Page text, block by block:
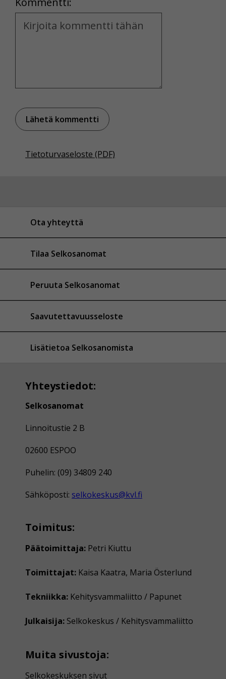
Kommentti
Tietoturvaseloste (PDF)
Ota yhteyttä
Tilaa Selkosanomat
Peruuta Selkosanomat
Saavutettavuusseloste
Lisätietoa Selkosanomista
Yhteystiedot:
Selkosanomat
Linnoitustie 2 B
02600 ESPOO
Puhelin: (09) 34809 240
Sähköposti: selkokeskus@kvl.fi
Toimitus:
Päätoimittaja: Petri Kiuttu
Toimittajat: Kaisa Kaatra, Maria Österlund
Tekniikka: Kehitysvammaliitto / Papunet
Julkaisija: Selkokeskus / Kehitysvammaliitto
Muita sivustoja:
Selkokeskuksen sivut
Voit valita, hyväksytkö näiden evästeiden käytön.